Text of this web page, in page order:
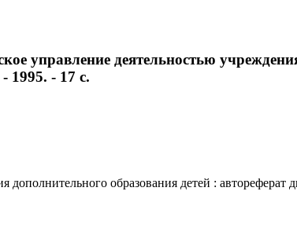
управление деятельностью
1995. - 17 с.
дополнительного образования детей : автореферат